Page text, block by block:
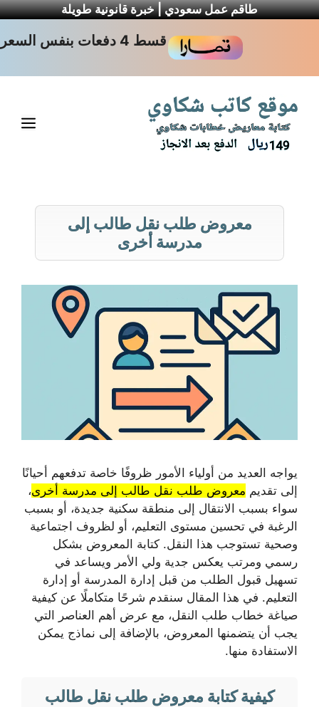
طاقم عمل سعودي | خبرة قانونية طويلة
قسط 4 دفعات بنفس السعر
معروض طلب نقل طالب إلى
مدرسة أخرى
يواجه العديد من أولياء الأمور ظروفًا خاصة تدفعهم أحيانًا
إلى تقديم معروض طلب نقل طالب إلى مدرسة أخرى،
سواء بسبب الانتقال إلى منطقة سكنية جديدة، أو بسبب
الرغبة في تحسين مستوى التعليم، أو لظروف اجتماعية
وصحية تستوجب هذا النقل. كتابة المعروض بشكل
رسمي ومرتب يعكس جدية ولي الأمر ويساعد في
تسهيل قبول الطلب من قبل إدارة المدرسة أو إدارة
التعليم. في هذا المقال سنقدم شرحًا متكاملًا عن كيفية
صياغة خطاب طلب النقل، مع عرض أهم العناصر التي
يجب أن يتضمنها المعروض، بالإضافة إلى نماذج يمكن
الاستفادة منها.
كيفية كتابة معروض طلب نقل طالب